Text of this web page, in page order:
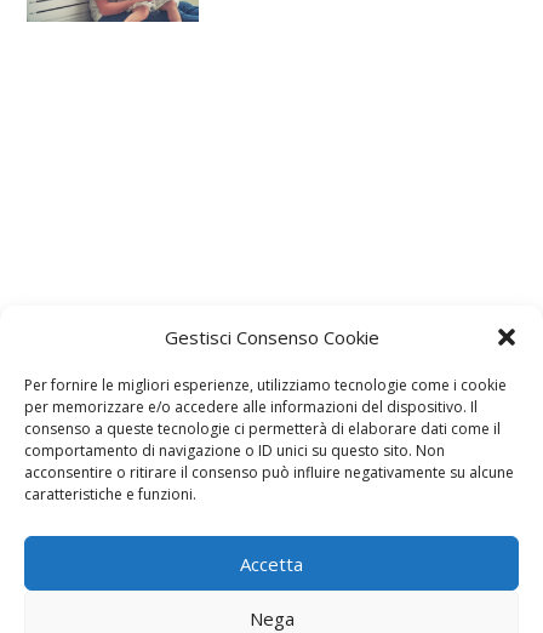
Gestisci Consenso Cookie
Per fornire le migliori esperienze, utilizziamo tecnologie come i cookie
per memorizzare e/o accedere alle informazioni del dispositivo. Il
consenso a queste tecnologie ci permetterà di elaborare dati come il
comportamento di navigazione o ID unici su questo sito. Non
acconsentire o ritirare il consenso può influire negativamente su alcune
caratteristiche e funzioni.
Accetta
Nega
Tante idee per una Pasqua ecobio e fai da te!! - Eco